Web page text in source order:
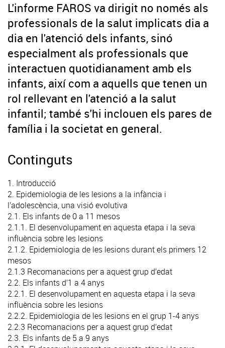
L'informe FAROS va dirigit no només als
professionals de la salut implicats dia a
dia en l'atenció dels infants, sinó
especialment als professionals que
interactuen quotidianament amb els
infants, així com a aquells que tenen un
rol rellevant en l'atenció a la salut
infantil; també s'hi inclouen els pares de
família i la societat en general.
Continguts
1. Introducció
2. Epidemiologia de les lesions a la infància i
l’adolescència, una visió evolutiva
2.1. Els infants de 0 a 11 mesos
2.1.1. El desenvolupament en aquesta etapa i la seva
influència sobre les lesions
2.1.2. Epidemiologia de les lesions durant els primers 12
mesos
2.1.3 Recomanacions per a aquest grup d’edat
2.2. Els infants d’1 a 4 anys
2.2.1. El desenvolupament en aquesta etapa i la seva
influència sobre les lesions
2.2.2. Epidemiologia de les lesions en el grup 1-4 anys
2.2.3 Recomanacions per a aquest grup d’edat
2.3. Els infants de 5 a 9 anys